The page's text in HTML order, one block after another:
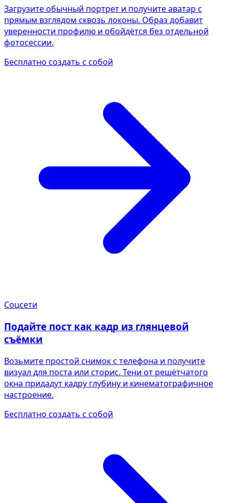
Загрузите обычный портрет и получите аватар с
прямым взглядом сквозь локоны. Образ добавит
уверенности профилю и обойдётся без отдельной
фотосессии.
Бесплатно создать с собой
Соцсети
Подайте пост как кадр из глянцевой
съёмки
Возьмите простой снимок с телефона и получите
визуал для поста или сторис. Тени от решётчатого
окна придадут кадру глубину и кинематографичное
настроение.
Бесплатно создать с собой